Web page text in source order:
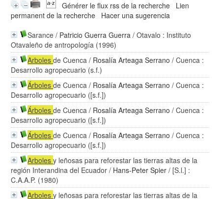
Générer le flux rss de la recherche
Lien
permanent de la recherche
Hacer una sugerencia
Sarance / Patricio Guerra Guerra / Otavalo : Instituto
Otavaleño de antropología (1996)
Arbolesde Cuenca / Rosalía Arteaga Serrano / Cuenca :
Desarrollo agropecuario (s.f.)
Árbolesde Cuenca / Rosalía Arteaga Serrano / Cuenca :
Desarrollo agropecuario ([s.f.])
Árbolesde Cuenca / Rosalía Arteaga Serrano / Cuenca :
Desarrollo agropecuario ([s.f.])
Árbolesde Cuenca / Rosalía Arteaga Serrano / Cuenca :
Desarrollo agropecuario ([s.f.])
Arbolesy leñosas para reforestar las tierras altas de la
región Interandina del Ecuador / Hans-Peter Spier / [S.l.] :
C.A.A.P. (1980)
Arbolesy leñosas para reforestar las tierras altas de la